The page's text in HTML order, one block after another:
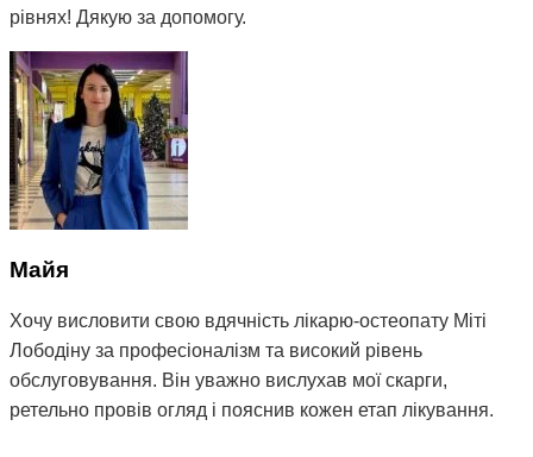
капризы и зависимость от планшета. После сеансов
и избавилась от зависимости от планшета 🙌🏻
Большое спасибо Мите за помощь, профессионализм,
подход к детям и человечность 🤝
Рекомендую Митю как профессионала своего дела 💪
рівнях! Дякую за допомогу.
Майя
Хочу висловити свою вдячність лікарю-остеопату Міті
Лободіну за професіоналізм та високий рівень
обслуговування. Він уважно вислухав мої скарги,
ретельно провів огляд і пояснив кожен етап лікування.